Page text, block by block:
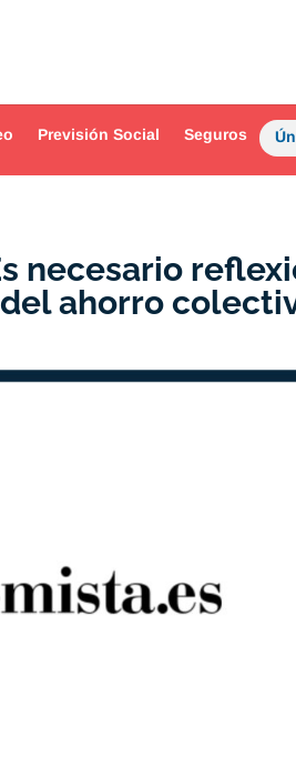
Previsión Social Seguros
necesario
ahorro